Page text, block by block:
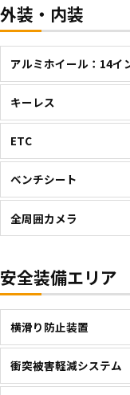
外装・内装
アルミホイール：14イ
キーレス
ETC
ベンチシート
全周囲カメラ
安全装備エリア
横滑り防止装置
衝突被害軽減システム